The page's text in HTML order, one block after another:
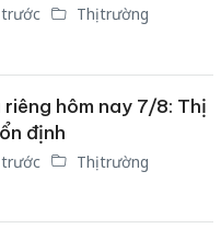
Thị trường
riêng hôm nay 7/8: Thị
định
Thị trường